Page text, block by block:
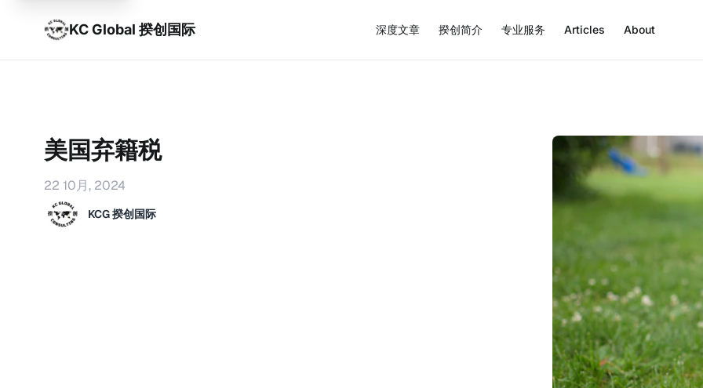
KC Global 揆创国际 深度文章 揆创简介 专业服务 Articles About
美国弃籍税
22 10月, 2024
KCG 揆创国际